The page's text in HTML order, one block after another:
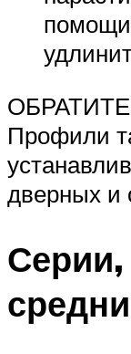
помощи
Профили
дверных и
Серии,